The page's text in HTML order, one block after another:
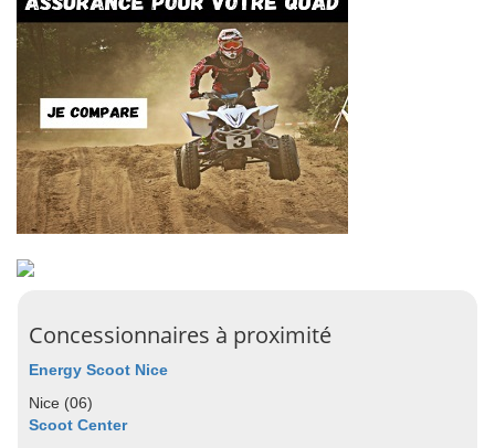
Concessionnaires à proximité
Energy Scoot Nice
Nice (06)
Scoot Center